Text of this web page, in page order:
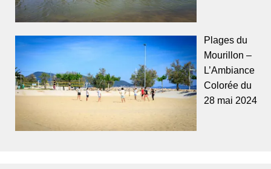
Plages du
Mourillon –
L’Ambiance
Colorée du
28 mai 2024